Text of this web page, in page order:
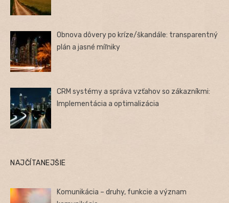
Obnova dôvery po kríze/škandále: transparentný
plán a jasné míľniky
CRM systémy a správa vzťahov so zákazníkmi:
Implementácia a optimalizácia
NAJČÍTANEJŠIE
Komunikácia – druhy, funkcie a význam